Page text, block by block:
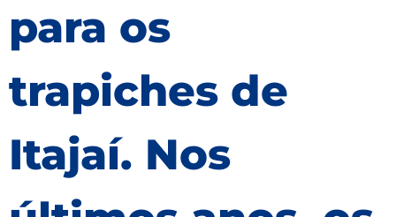
para os
trapiches de
Itajaí. Nos